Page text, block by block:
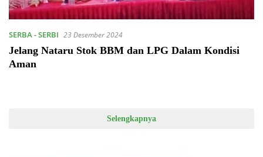
SERBA - SERBI 23 Desember 2024
Jelang Nataru Stok BBM dan LPG Dalam Kondisi
Aman
Selengkapnya